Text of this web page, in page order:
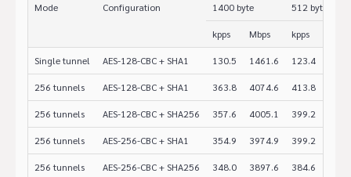
Mode Configuration 1400 byte 512 byte
kpps Mbps kpps
Single tunnel AES-128-CBC + SHA1 130.5 1461.6 123.4
256 tunnels AES-128-CBC + SHA1 363.8 4074.6 413.8
256 tunnels AES-128-CBC + SHA256 357.6 4005.1 399.2
256 tunnels AES-256-CBC + SHA1 354.9 3974.9 399.2
256 tunnels AES-256-CBC + SHA256 348.0 3897.6 384.6